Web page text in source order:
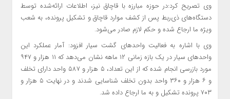
وی تصریح کرد:در حوزه مبارزه با قاچاق نیز، اطلاعات ارائه‌شده توسط
دستگاه‌های ذی‌ربط پس از کشف موارد قاچاق و تشکیل پرونده، به شعب
ویژه ما ارجاع شده و حکم لازم صادر می‌شود.
وی با اشاره به فعالیت واحدهای گشت سیار افزود: آمار عملکرد این
واحدهای سیار در یک بازه زمانی ۱۲ ماهه نشان می‌دهد که ۱۱ هزار و ۹۴۷
مورد بازرسی انجام شده که از این تعداد، ۵ هزار و ۵۸۷ واحد دارای تخلف
و ۶ هزار و ۳۶۰ واحد بدون تخلف شناسایی شدند و در نهایت ۵ هزار و
۷۰۳ پرونده تشکیل و به ما ارجاع داده شد.